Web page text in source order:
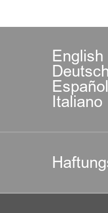
English
Italiano